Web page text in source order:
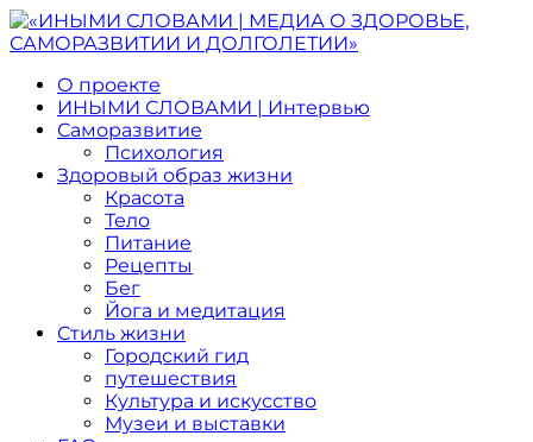
О проекте
ИНЫМИ СЛОВАМИ | Интервью
Саморазвитие
Психология
Здоровый образ жизни
Красота
Тело
Питание
Рецепты
Бег
Йога и медитация
Стиль жизни
Городский гид
путешествия
Культура и искусство
Музеи и выставки